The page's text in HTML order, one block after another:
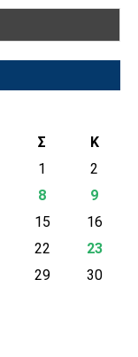
Σ
Κ
1
2
8
9
15
16
22
23
29
30